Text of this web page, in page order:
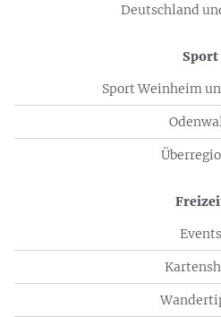
Deutschland
Sport
Sport Weinheim
Events